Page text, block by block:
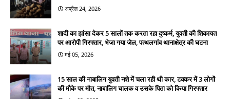
अप्रैल 24, 2026
शादी का झांसा देकर 5 सालों तक करता रहा दुष्कर्म, युवती की शिकायत
पर आरोपी गिरफ्तार, भेजा गया जेल, पत्थलगांव थानाक्षेत्र की घटना
मई 05, 2026
15 साल की नाबालिग युवती नशे में चला रही थी कार, टक्कर में 3 लोगों
की मौके पर मौत, नाबालिग चालक व उसके पिता को किया गिरफ्तार